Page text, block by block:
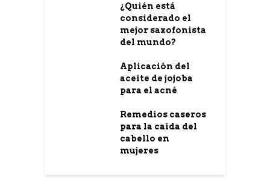
¿Quién está
considerado el
mejor saxofonista
del mundo?
Aplicación del
aceite de jojoba
para el acné
Remedios caseros
para la caída del
cabello en
mujeres